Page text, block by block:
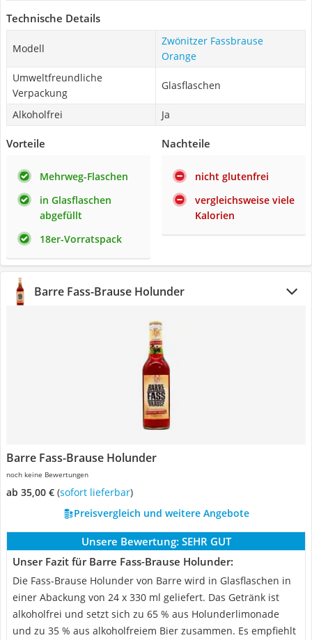
Technische Details
Modell
‎Zwönitzer Fassbrause
Orange
Umweltfreundliche
Verpackung
Glasflaschen
Alkoholfrei Ja
Vorteile
Mehrweg-Flaschen
in Glasflaschen
abgefüllt
18er-Vorratspack
Nachteile
nicht glutenfrei
vergleichsweise viele
Kalorien
Barre Fass-Brause Holunder
Barre Fass-Brause Holunder
noch keine Bewertungen
ab 35,00 € ( Sofort lieferbar)
Preisvergleich und weitere Angebote
Unsere Bewertung: SEHR GUT
Unser Fazit für Barre Fass-Brause Holunder:
Die Fass-Brause Holunder von Barre wird in Glasflaschen in
einer Abackung von 24 x 330 ml geliefert. Das Getränk ist
alkoholfrei und setzt sich zu 65 % aus Holunderlimonade
und zu 35 % aus alkoholfreiem Bier zusammen. Es empfiehlt